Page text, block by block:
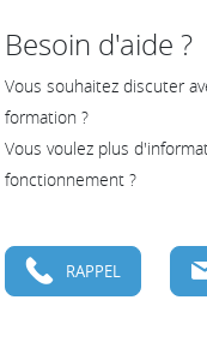
Besoin d'aide ?
Vous souhaitez discuter
formation ?
Vous voulez plus
fonctionnement ?
RAPPEL